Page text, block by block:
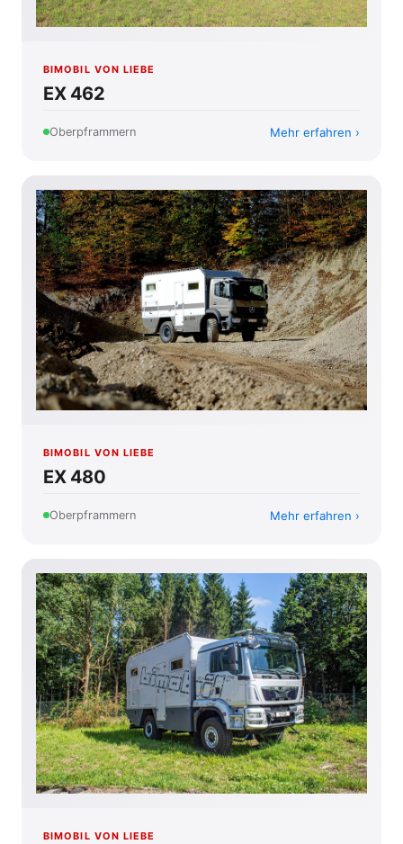
BIMOBIL VON LIEBE
EX 462
Oberpframmern Mehr erfahren
BIMOBIL VON LIEBE
EX 480
Oberpframmern Mehr erfahren
BIMOBIL VON LIEBE